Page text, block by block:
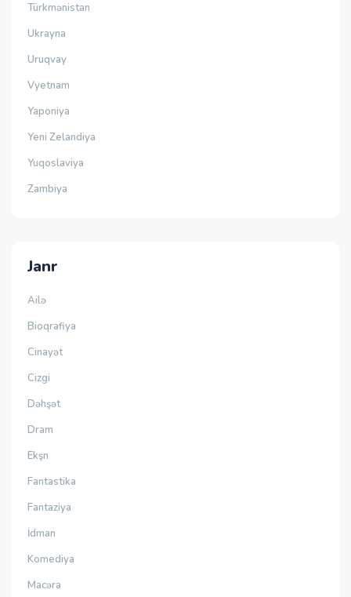
Türkmənistan
Ukrayna
Uruqvay
Vyetnam
Yaponiya
Yeni Zelandiya
Yuqoslaviya
Zambiya
Janr
Ailə
Bioqrafiya
Cinayət
Cizgi
Dəhşət
Dram
Ekşn
Fantastika
Fantaziya
İdman
Komediya
Macəra